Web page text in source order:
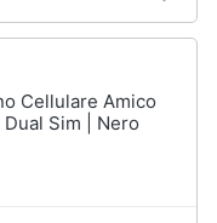
Cellulare Amico
Sim | Nero